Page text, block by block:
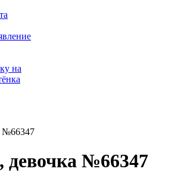
на
№66347
девочка №66347